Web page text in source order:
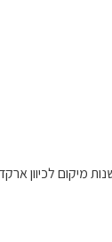
מיקום לכיוון